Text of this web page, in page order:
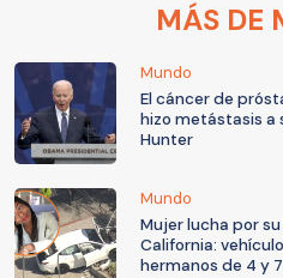
MÁS DE
Mundo
El cáncer de
hizo metástasis a
Hunter
Mundo
Mujer lucha por
California:
hermanos de 4 y